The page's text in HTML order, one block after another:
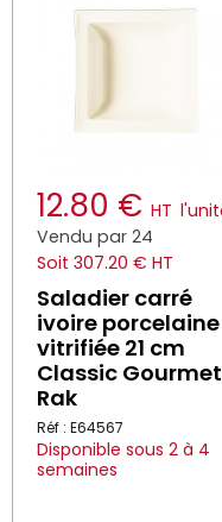
12.80 € HT
Vendu par 24
Soit 307.20 € HT
Saladier carré
ivoire porcelaine
vitrifiée 21 cm
Classic Gourmet
Rak
Réf : E64567
Disponible sous 2 à 4
semaines